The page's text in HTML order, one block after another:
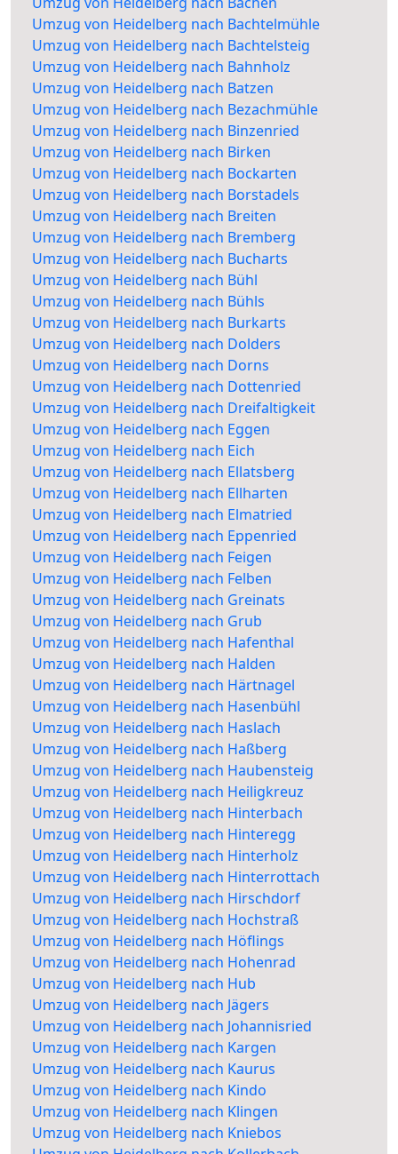
Umzug von Heidelberg nach Bachtelmühle
Umzug von Heidelberg nach Bachtelsteig
Umzug von Heidelberg nach Bahnholz
Umzug von Heidelberg nach Batzen
Umzug von Heidelberg nach Bezachmühle
Umzug von Heidelberg nach Binzenried
Umzug von Heidelberg nach Birken
Umzug von Heidelberg nach Bockarten
Umzug von Heidelberg nach Borstadels
Umzug von Heidelberg nach Breiten
Umzug von Heidelberg nach Bremberg
Umzug von Heidelberg nach Bucharts
Umzug von Heidelberg nach Bühl
Umzug von Heidelberg nach Bühls
Umzug von Heidelberg nach Burkarts
Umzug von Heidelberg nach Dolders
Umzug von Heidelberg nach Dorns
Umzug von Heidelberg nach Dottenried
Umzug von Heidelberg nach Dreifaltigkeit
Umzug von Heidelberg nach Eggen
Umzug von Heidelberg nach Eich
Umzug von Heidelberg nach Ellatsberg
Umzug von Heidelberg nach Ellharten
Umzug von Heidelberg nach Elmatried
Umzug von Heidelberg nach Eppenried
Umzug von Heidelberg nach Feigen
Umzug von Heidelberg nach Felben
Umzug von Heidelberg nach Greinats
Umzug von Heidelberg nach Grub
Umzug von Heidelberg nach Hafenthal
Umzug von Heidelberg nach Halden
Umzug von Heidelberg nach Härtnagel
Umzug von Heidelberg nach Hasenbühl
Umzug von Heidelberg nach Haslach
Umzug von Heidelberg nach Haßberg
Umzug von Heidelberg nach Haubensteig
Umzug von Heidelberg nach Heiligkreuz
Umzug von Heidelberg nach Hinterbach
Umzug von Heidelberg nach Hinteregg
Umzug von Heidelberg nach Hinterholz
Umzug von Heidelberg nach Hinterrottach
Umzug von Heidelberg nach Hirschdorf
Umzug von Heidelberg nach Hochstraß
Umzug von Heidelberg nach Höflings
Umzug von Heidelberg nach Hohenrad
Umzug von Heidelberg nach Hub
Umzug von Heidelberg nach Jägers
Umzug von Heidelberg nach Johannisried
Umzug von Heidelberg nach Kargen
Umzug von Heidelberg nach Kaurus
Umzug von Heidelberg nach Kindo
Umzug von Heidelberg nach Klingen
Umzug von Heidelberg nach Kniebos